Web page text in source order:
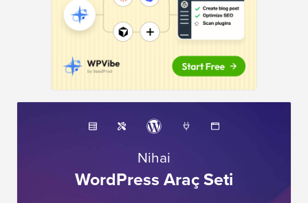
Nihai
WordPress Araç Seti